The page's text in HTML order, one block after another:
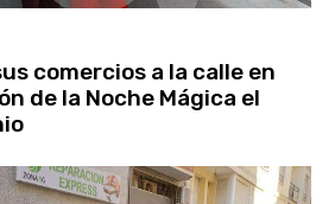
comercios a la calle en
de la Noche Mágica el